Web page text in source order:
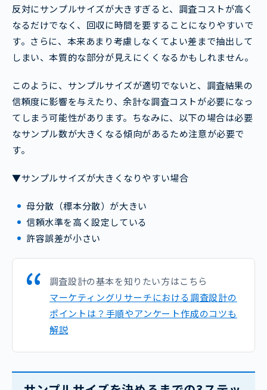
反対にサンプルサイズが大きすぎると、調査コストが高く
なるだけでなく、回収に時間を要することになりやすいで
す。さらに、本来あまり考慮しなくてよい差まで抽出して
しまい、本質的な部分が見えにくくなるかもしれません。
このように、サンプルサイズが適切でないと、調査結果の
信頼度に影響を与えたり、余計な調査コストが必要になっ
てしまう可能性があります。ちなみに、以下の場合は必要
なサンプル数が大きくなる傾向があるため注意が必要で
す。
▼サンプルサイズが大きくなりやすい場合
母分散（標本分散）が大きい
信頼水準を高く設定している
許容誤差が小さい
調査設計の基本を知りたい方はこちら
マーケティングリサーチにおける調査設計の
ポイントは？手順やアンケート作成のコツも
解説